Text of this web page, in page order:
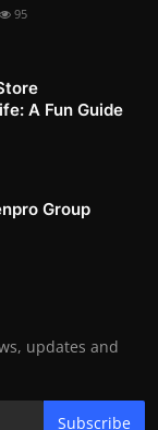
95
A Fun Guide
Group
updates and
Subscribe